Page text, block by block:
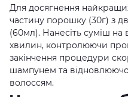
Для досягнення
частину порошку (30г) з
(60мл). Нанесіть суміш на
хвилин, контролюючи
закінчення процедури
шампунем та
волоссям.